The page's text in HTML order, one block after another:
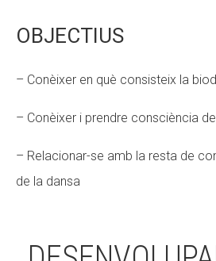
OBJECTIUS
– Conèixer en què consisteix la
– Conèixer i prendre consciència
– Relacionar-se amb la resta de
de la dansa
ACTUALITAT
Notícies
Fundesplai als mitjans
ACTUALITAT
Notícies
Fundesplai als mitjans